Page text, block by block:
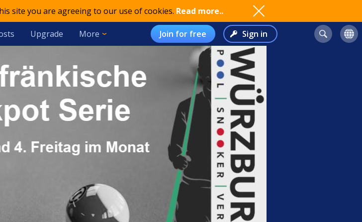
site you are agreeing to our use of cookies. Read more..
Upgrade More Join for free Sign in